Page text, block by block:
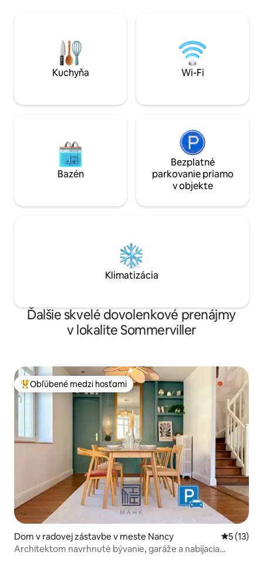
Vybavená kuchyňa, Wi-Fi, veľmi
pohodlná posteľná bielizeň. Bezplatné
parkovanie. Domáce zvieratá sú
povolené na požiadanie a za určitých
professionnel.
Kuchyňa Wi-Fi
Bazén
Bezplatné
parkovanie priamo
v objekte
Klimatizácia
Ďalšie skvelé dovolenkové prenájmy
v lokalite Sommerviller
Najobľúbenejšie medzi hosťami
Obľúbené medzi hosťami
Dom v radovej zástavbe v meste Nancy
5 (13)
Architektom navrhnuté bývanie, garáže a nabíjacia